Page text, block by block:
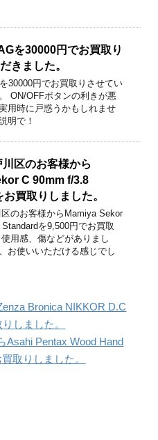
を30000円でお買取り
きました。
30000円でお買取りさせてい
ON/OFFボタンの利きが悪
用時に戸惑うかもしれませ
明で！
区のお客様から
C 90mm f/3.8
買取りしました。
のお客様からMamiya Sekor
を9,500円でお買取
用感、傷などがありまし
お使いいただける感じでし
Bronica NIKKOR D.C
しました。
Asahi Pentax Wood Hand
取りしました。